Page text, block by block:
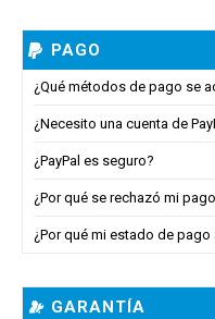
PAGO
¿Qué métodos de pago se
¿Necesito una cuenta de
¿PayPal es seguro?
¿Por qué se rechazó mi
¿Por qué mi estado de
GARANTÍA